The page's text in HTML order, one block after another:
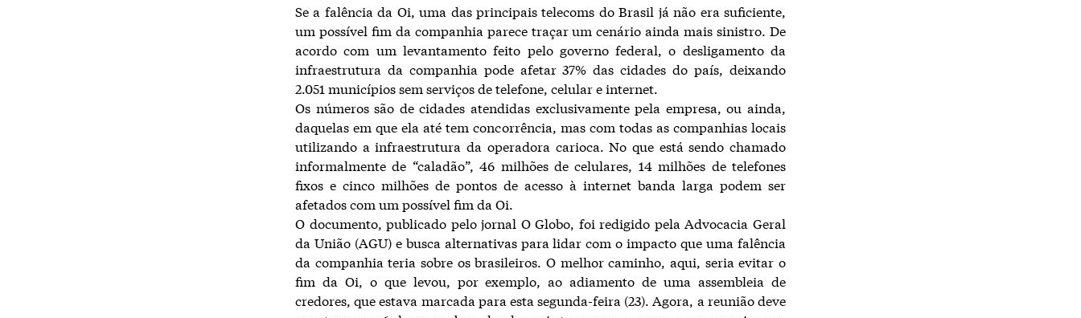
Se a falência da Oi, uma das principais telecoms do Brasil já não era suficiente,
um possível fim da companhia parece traçar um cenário ainda mais sinistro. De
acordo com um levantamento feito pelo governo federal, o desligamento da
infraestrutura da companhia pode afetar 37% das cidades do país, deixando
2.051 municípios sem serviços de telefone, celular e internet.
Os números são de cidades atendidas exclusivamente pela empresa, ou ainda,
daquelas em que ela até tem concorrência, mas com todas as companhias locais
utilizando a infraestrutura da operadora carioca. No que está sendo chamado
informalmente de “caladão”, 46 milhões de celulares, 14 milhões de telefones
fixos e cinco milhões de pontos de acesso à internet banda larga podem ser
afetados com um possível fim da Oi.
O documento, publicado pelo jornal O Globo, foi redigido pela Advocacia Geral
da União (AGU) e busca alternativas para lidar com o impacto que uma falência
da companhia teria sobre os brasileiros. O melhor caminho, aqui, seria evitar o
fim da Oi, o que levou, por exemplo, ao adiamento de uma assembleia de
credores, que estava marcada para esta segunda-feira (23). Agora, a reunião deve